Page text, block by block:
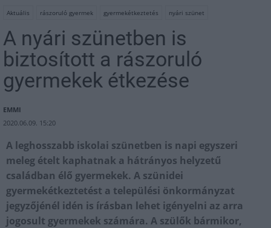
Aktuális rászoruló gyermek gyermekétkeztetés nyári szünet
A nyári szünetben is
biztosított a rászoruló
gyermekek étkezése
EMMI
2020.06.09. 15:20
A leghosszabb iskolai szünetben is napi egyszeri
meleg ételt kaphatnak a hátrányos helyzetű
családban élő gyermekek. A szünidei
gyermekétkeztetést a települési önkormányzat
jegyzőjénél idén is írásban lehet igényelni az arra
jogosult gyermekek számára. A szülők bármikor,